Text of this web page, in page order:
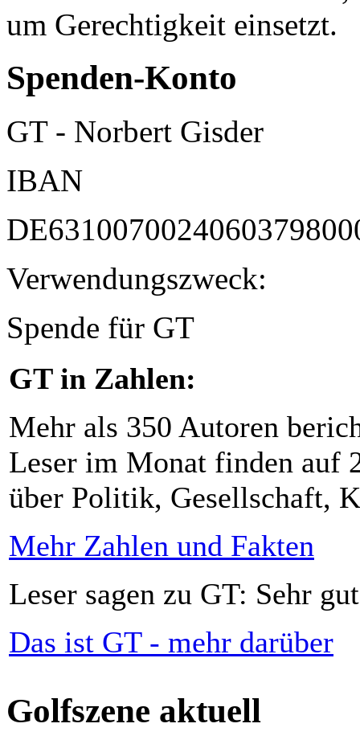
um Gerechtigkeit einsetzt.
Spenden-Konto
GT - Norbert Gisder
IBAN
Verwendungszweck:
Spende für GT
GT in Zahlen:
Mehr als 350 Autoren
Leser im Monat finden auf
über Politik, Gesellschaft,
Mehr Zahlen und Fakten
Leser sagen zu GT: Sehr
Das ist GT - mehr darüber
Golfszene aktuell